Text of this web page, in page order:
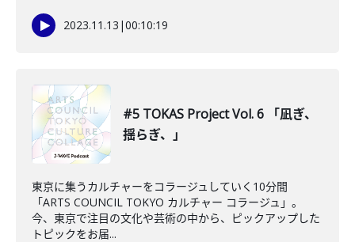
2023.11.13 |00:10:19
#5 TOKAS Project Vol. 6 「凪ぎ、
揺らぎ、」
東京に集うカルチャーをコラージュしていく10分間
「ARTS COUNCIL TOKYO カルチャー コラージュ」。
今、東京で注目の文化や芸術の中から、ピックアップした
トピックをお届...